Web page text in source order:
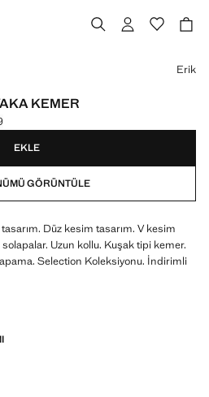
KEMER
]
Erik
EKLE
GÖRÜNTÜLE
Düz kesim tasarım. V kesim
Uzun kollu. Kuşak tipi kemer.
Selection Koleksiyonu. İndirimli
bir gardırop oluşturmak üzere